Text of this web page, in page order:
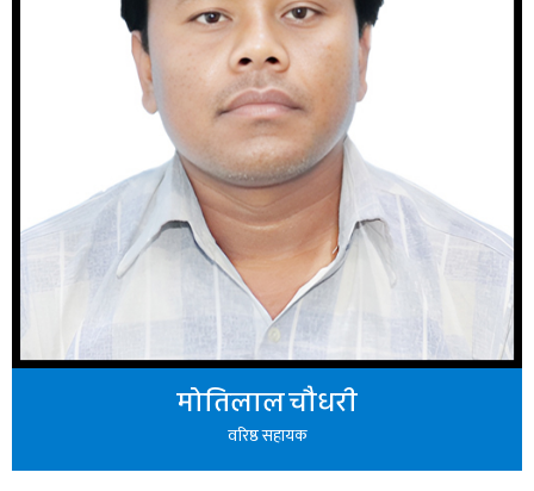
मोतिलाल चौधरी
वरिष्ठ सहायक